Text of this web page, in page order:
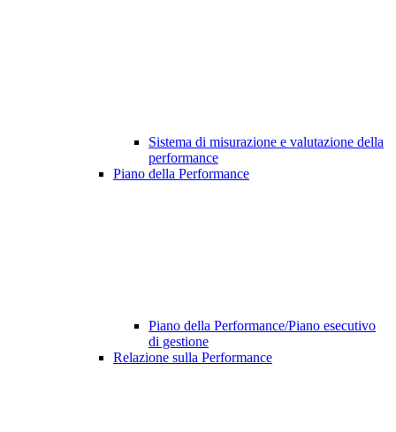
Sistema di misurazione e valutazione della
performance
Piano della Performance
Piano della Performance/Piano esecutivo
di gestione
Relazione sulla Performance